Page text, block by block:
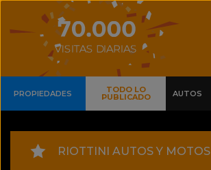
PROPIEDADES TODO LO
PUBLICADO AUTOS
RIOTTINI AUTOS Y MOTOS